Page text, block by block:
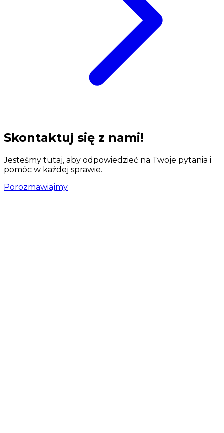
Skontaktuj się z nami!
Jesteśmy tutaj, aby odpowiedzieć na Twoje pytania i
pomóc w każdej sprawie.
Porozmawiajmy